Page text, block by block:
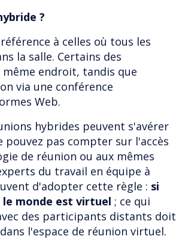
?
à celles où tous les
la salle. Certains des
endroit, tandis que
via une conférence
Web.
hybrides peuvent s'avérer
pouvez pas compter sur l'accès
de réunion ou aux mêmes
du travail en équipe à
d'adopter cette règle : si
monde est virtuel ; ce qui
des participants distants doit
l'espace de réunion virtuel.